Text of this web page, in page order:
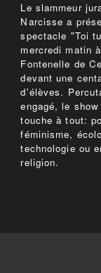
Le slammeur
Narcisse a
spectacle "Toi
mercredi matin
Fontenelle de
devant une
d'élèves.
engagé, le
touche à tout:
féminisme,
technologie ou
religion.